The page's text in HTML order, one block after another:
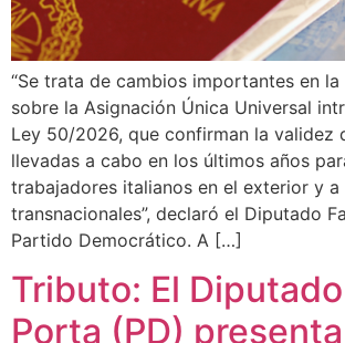
“Se trata de cambios importantes en
sobre la Asignación Única Universal
Ley 50/2026, que confirman la validez
llevadas a cabo en los últimos años
trabajadores italianos en el exterior y a
transnacionales”, declaró el Diputado
Partido Democrático. A […]
Tributo: El
Porta (PD)